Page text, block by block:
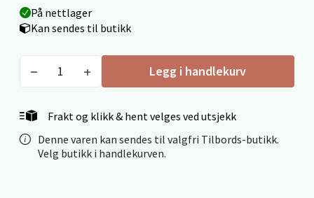
På nettlager
Kan sendes til butikk
Legg i handlekurv
Frakt og klikk & hent velges ved utsjekk
Denne varen kan sendes til valgfri Tilbords-butikk.
Velg butikk i handlekurven.
0 i butikk
Velg
Mo i Rana - Thon Senter Mo i Rana
Fridtjof Nansensgate 22, 8622 Mo i Rana